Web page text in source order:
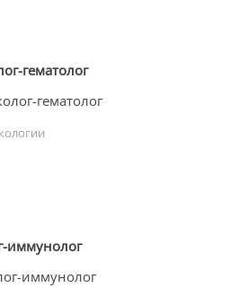
гематолог
иммунолог